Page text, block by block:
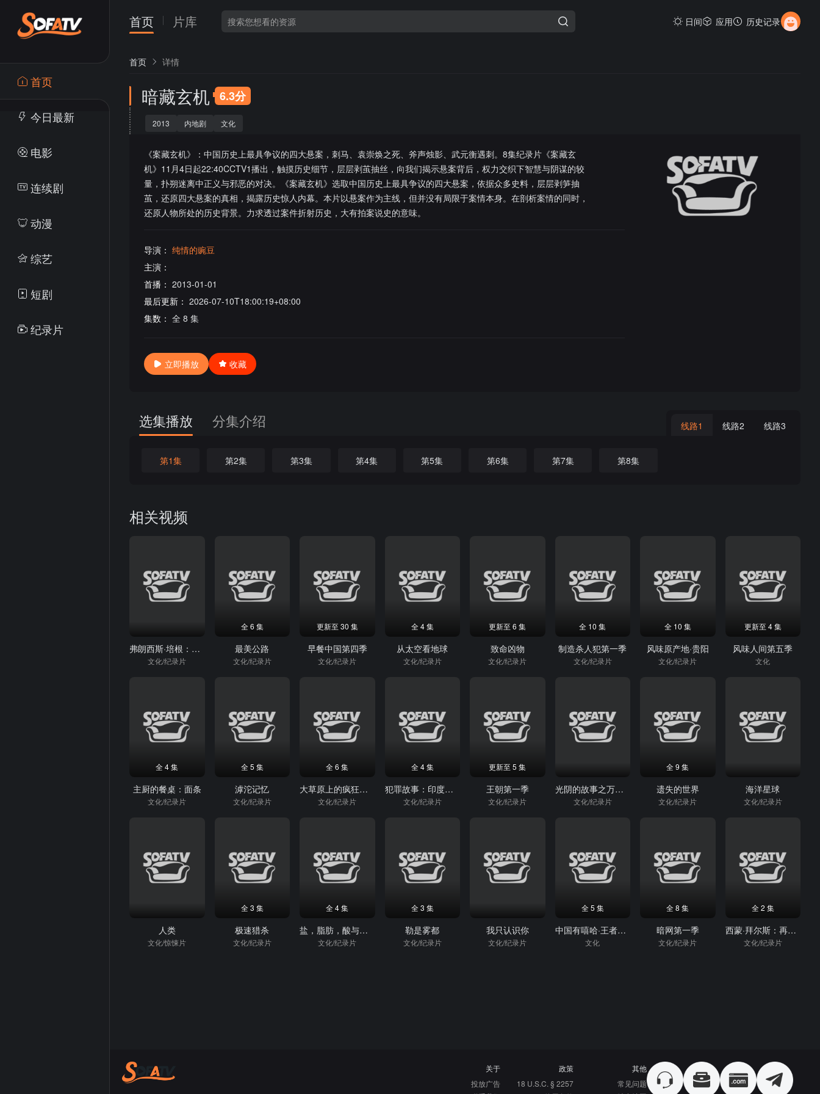
首页
今日最新
电影
连续剧
动漫
综艺
短剧
纪录片
首页 片库 日间 应用 历史记录
首页 详情
暗藏玄机 6.3分
2013 内地剧 文化
《案藏玄机》：中国历史上最具争议的四大悬案，刺马、袁崇焕之死、斧声烛影、武元衡遇刺。8集纪录片《案藏玄
机》11月4日起22:40CCTV1播出，触摸历史细节，层层剥茧抽丝，向我们揭示悬案背后，权力交织下智慧与阴谋的较
量，扑朔迷离中正义与邪恶的对决。《案藏玄机》选取中国历史上最具争议的四大悬案，依据众多史料，层层剥笋抽
茧，还原四大悬案的真相，揭露历史惊人内幕。本片以悬案作为主线，但并没有局限于案情本身。在剖析案情的同时，
还原人物所处的历史背景。力求透过案件折射历史，大有拍案说史的意味。
导演： 纯情的豌豆
主演：
首播： 2013-01-01
最后更新： 2026-07-10T18:00:19+08:00
集数： 全 8 集
立即播放 收藏
选集播放 分集介绍 线路1 线路2 线路3
第1集 第2集 第3集 第4集 第5集 第6集 第7集 第8集
相关视频
弗朗西斯·培根：暴力画笔
文化/纪录片
全 6 集
最美公路
文化/纪录片
更新至 30 集
早餐中国第四季
文化/纪录片
全 4 集
从太空看地球
文化/纪录片
更新至 6 集
致命凶物
文化/纪录片
全 10 集
制造杀人犯第一季
文化/纪录片
全 10 集
风味原产地·贵阳
文化/纪录片
更新至 4 集
风味人间第五季
文化
全 4 集
主厨的餐桌：面条
文化/纪录片
全 5 集
滹沱记忆
文化/纪录片
全 6 集
大草原上的疯狂主妇
文化/纪录片
全 4 集
犯罪故事：印度重组案
文化/纪录片
更新至 5 集
王朝第一季
文化/纪录片
光阴的故事之万里为邻
文化/纪录片
全 9 集
遗失的世界
文化/纪录片
海洋星球
文化/纪录片
人类
文化/惊悚片
全 3 集
极速猎杀
文化/纪录片
全 4 集
盐，脂肪，酸与热量
文化/纪录片
全 3 集
勒是雾都
文化/纪录片
我只认识你
文化/纪录片
全 5 集
中国有嘻哈·王者之路
文化
全 8 集
暗网第一季
文化/纪录片
全 2 集
西蒙·拜尔斯：再战奥运
文化/纪录片
关于
投放广告
政策
18 U.S.C. § 2257
其他
常见问题